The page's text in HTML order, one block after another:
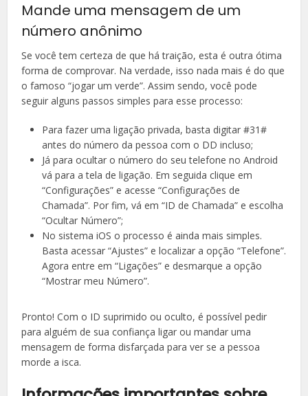
Mande uma mensagem de um
número anônimo
Se você tem certeza de que há traição, esta é outra ótima
forma de comprovar. Na verdade, isso nada mais é do que
o famoso “jogar um verde”. Assim sendo, você pode
seguir alguns passos simples para esse processo:
Para fazer uma ligação privada, basta digitar #31#
antes do número da pessoa com o DD incluso;
Já para ocultar o número do seu telefone no Android
vá para a tela de ligação. Em seguida clique em
“Configurações” e acesse “Configurações de
Chamada”. Por fim, vá em “ID de Chamada” e escolha
“Ocultar Número”;
No sistema iOS o processo é ainda mais simples.
Basta acessar “Ajustes” e localizar a opção “Telefone”.
Agora entre em “Ligações” e desmarque a opção
“Mostrar meu Número”.
Pronto! Com o ID suprimido ou oculto, é possível pedir
para alguém de sua confiança ligar ou mandar uma
mensagem de forma disfarçada para ver se a pessoa
morde a isca.